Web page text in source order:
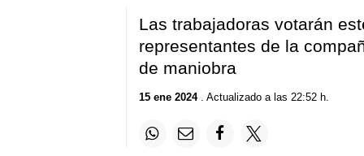
Las trabajadoras votarán
representantes de la
de maniobra
15 ene 2024. Actualizado a las 22:52 h.